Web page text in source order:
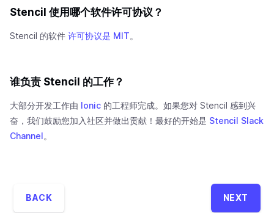
Stencil 使用哪个软件许可协议？
Stencil 的软件 许可协议是 MIT。
谁负责 Stencil 的工作？
大部分开发工作由 Ionic 的工程师完成。如果您对 Stencil 感到兴
奋，我们鼓励您加入社区并做出贡献！最好的开始是 Stencil Slack
Channel。
BACK NEXT